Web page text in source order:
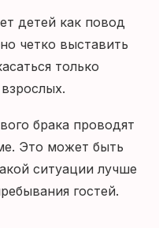
детей как повод
четко выставить
только
брака проводят
Это может быть
ситуации лучше
гостей.